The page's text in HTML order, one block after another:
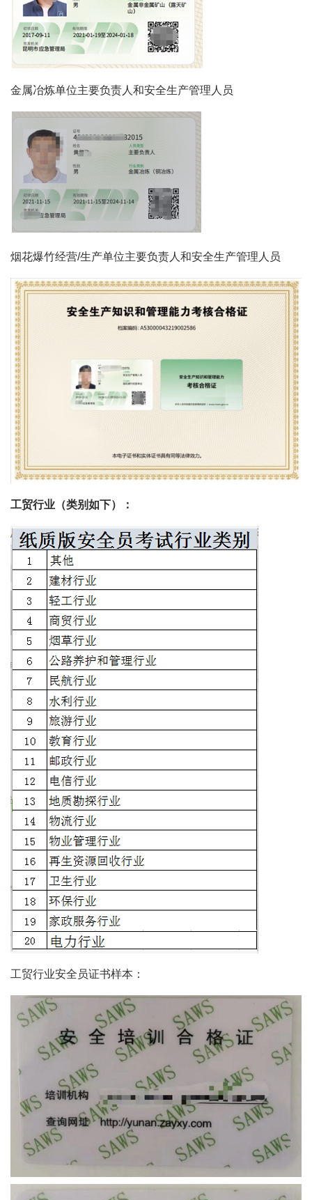
金属冶炼单位主要负责人和安全生产管理人员
烟花爆竹经营/生产单位主要负责人和安全生产管理人员
工贸行业（类别如下）：
工贸行业安全员证书样本：